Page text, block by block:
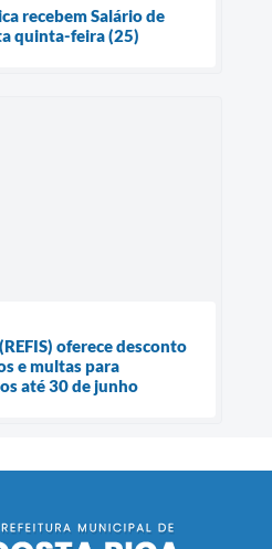
recebem Salário de
quinta-feira (25)
oferece desconto
e multas para
até 30 de junho